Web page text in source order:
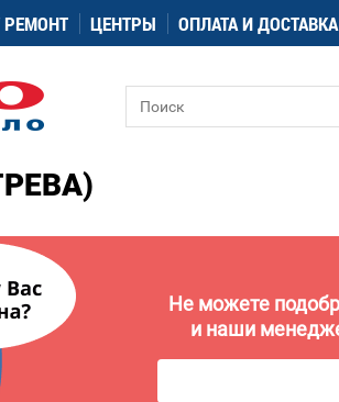
РЕМОНТ ЦЕНТРЫ ОПЛАТА И ДОСТАВКА
Не можете
и наши